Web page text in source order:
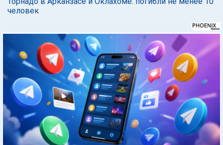
человек